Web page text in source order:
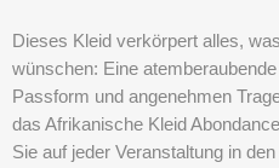
Dieses Kleid verkörpert alles,
wünschen: Eine
Passform und angenehmen
das Afrikanische Kleid
Sie auf jeder Veranstaltung in